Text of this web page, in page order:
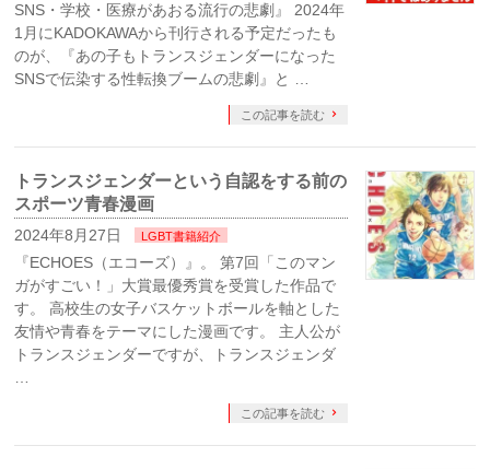
SNS・学校・医療があおる流行の悲劇』 2024年
1月にKADOKAWAから刊行される予定だったも
のが、『あの子もトランスジェンダーになった
SNSで伝染する性転換ブームの悲劇』と …
この記事を読む
トランスジェンダーという自認をする前の
スポーツ青春漫画
2024年8月27日 LGBT書籍紹介
『ECHOES（エコーズ）』。 第7回「このマン
ガがすごい！」大賞最優秀賞を受賞した作品で
す。 高校生の女子バスケットボールを軸とした
友情や青春をテーマにした漫画です。 主人公が
トランスジェンダーですが、トランスジェンダ
この記事を読む